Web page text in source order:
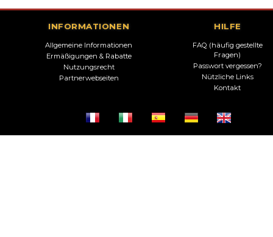
INFORMATIONEN
Allgemeine Informationen
Ermäßigungen & Rabatte
Nutzungsrecht
Partnerwebseiten
HILFE
FAQ (häufig gestellte
Fragen)
Passwort vergessen?
Nützliche Links
Kontakt